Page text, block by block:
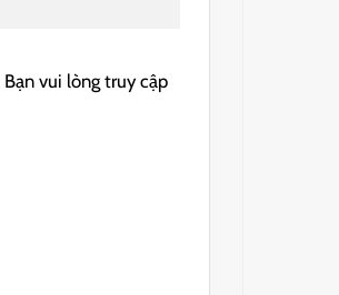
vui lòng truy cập